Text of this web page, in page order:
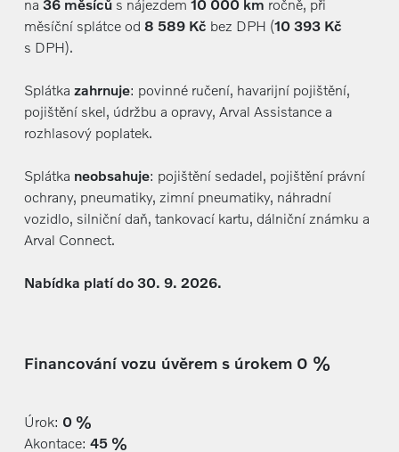
na 36 měsícůs nájezdem 10 000 km ročně, při
měsíční splátce od 8 589 Kč bez DPH (10 393 Kč
s DPH).
Splátka zahrnuje: povinné ručení, havarijní pojištění,
pojištění skel, údržbu a opravy, Arval Assistance a
rozhlasový poplatek.
Splátka neobsahuje: pojištění sedadel, pojištění právní
ochrany, pneumatiky, zimní pneumatiky, náhradní
vozidlo, silniční daň, tankovací kartu, dálniční známku a
Arval Connect.
Nabídka platí do 30. 9. 2026.
Financování vozu úvěrem s úrokem 0 %
Úrok: 0 %
Akontace: 45 %